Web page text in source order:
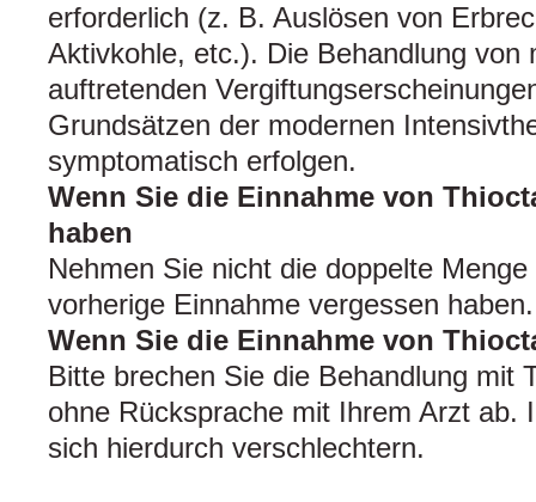
erforderlich (z. B. Auslösen von
Aktivkohle, etc.). Die Behandlung von
auftretenden
Grundsätzen der modernen
symptomatisch erfolgen.
Wenn Sie die Einnahme von
haben
Nehmen Sie nicht die doppelte
vorherige Einnahme vergessen haben.
Wenn Sie die Einnahme von
Bitte brechen Sie die Behandlung mit
ohne Rücksprache mit Ihrem Arzt ab.
sich hierdurch verschlechtern.